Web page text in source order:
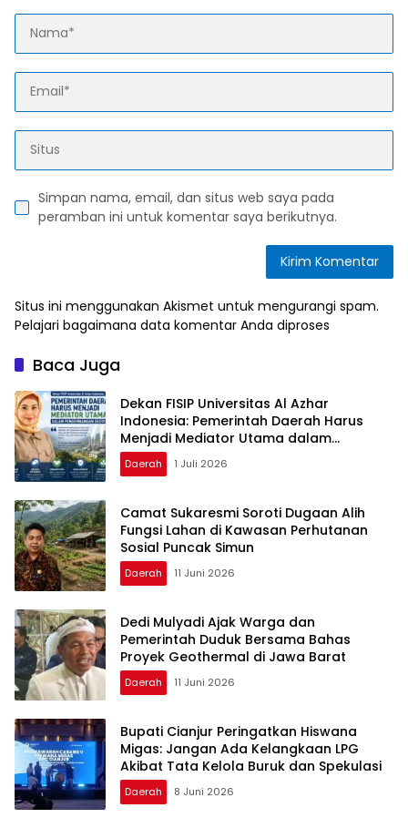
Simpan nama, email, dan situs web saya pada
peramban ini untuk komentar saya berikutnya.
Situs ini menggunakan Akismet untuk mengurangi spam.
Pelajari bagaimana data komentar Anda diproses
Baca Juga
Dekan FISIP Universitas Al Azhar
Indonesia: Pemerintah Daerah Harus
Menjadi Mediator Utama dalam
Pengembangan Geotermal
Daerah 1 Juli 2026
Camat Sukaresmi Soroti Dugaan Alih
Fungsi Lahan di Kawasan Perhutanan
Sosial Puncak Simun
Daerah 11 Juni 2026
Dedi Mulyadi Ajak Warga dan
Pemerintah Duduk Bersama Bahas
Proyek Geothermal di Jawa Barat
Daerah 11 Juni 2026
Bupati Cianjur Peringatkan Hiswana
Migas: Jangan Ada Kelangkaan LPG
Akibat Tata Kelola Buruk dan Spekulasi
Daerah 8 Juni 2026